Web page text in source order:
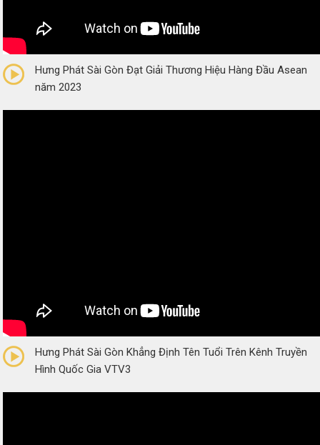
(0 Reviews)
Hưng Phát Sài Gòn Đạt Giải Thương Hiệu Hàng Đầu Asean
năm 2023
(0 Reviews)
Hưng Phát Sài Gòn Khẳng Định Tên Tuổi Trên Kênh Truyền
Hình Quốc Gia VTV3